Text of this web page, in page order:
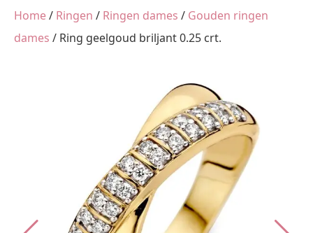
Home/ Ringen / Ringen dames / Gouden ringen
dames / Ring geelgoud briljant 0.25 crt.